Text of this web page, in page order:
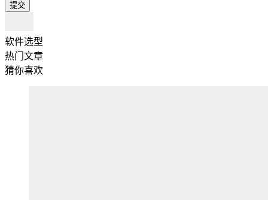
提交
软件选型
热门文章
猜你喜欢